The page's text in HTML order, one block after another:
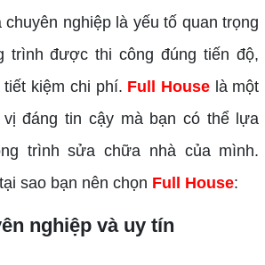
nghiệp là yếu tố quan trọng
trình được thi công đúng tiến độ,
kiệm chi phí. Full Houselà một
đáng tin cậy mà bạn có thể lựa
trình sửa chữa nhà của mình.
sao bạn nên chọn Full House:
nghiệp và uy tín